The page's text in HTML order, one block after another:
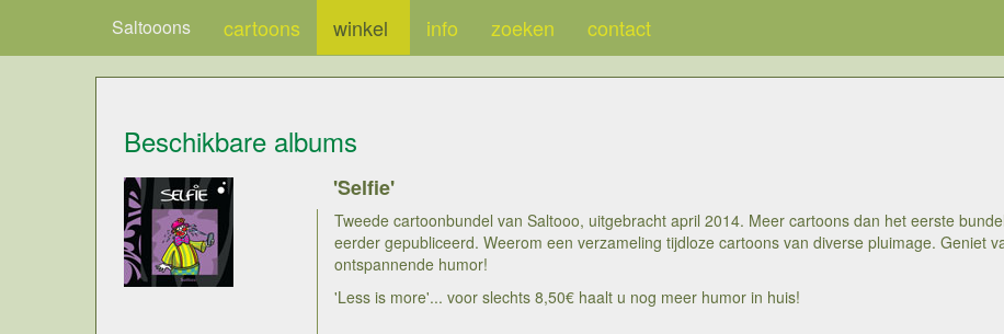
Saltooons cartoons winkel info zoeken contact
Beschikbare albums
'Selfie'
Tweede cartoonbundel van Saltooo, uitgebracht april 2014. Meer cartoons dan het eerste
eerder gepubliceerd. Weerom een verzameling tijdloze cartoons van diverse pluimage. Geniet
ontspannende humor!
'Less is more'... voor slechts 8,50€ haalt u nog meer humor in huis!